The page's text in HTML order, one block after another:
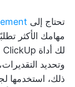
تحتاج إلى
مهامك الأكثر
لك أداة ClickUp هذه
وتحديد
ذلك، استخدمها